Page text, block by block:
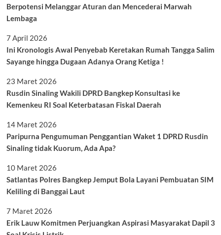
Berpotensi Melanggar Aturan dan Mencederai Marwah
Lembaga
7 April 2026
Ini Kronologis Awal Penyebab Keretakan Rumah Tangga Salim
Sayange hingga Dugaan Adanya Orang Ketiga !
23 Maret 2026
Rusdin Sinaling Wakili DPRD Bangkep Konsultasi ke
Kemenkeu RI Soal Keterbatasan Fiskal Daerah
14 Maret 2026
Paripurna Pengumuman Penggantian Waket 1 DPRD Rusdin
Sinaling tidak Kuorum, Ada Apa?
10 Maret 2026
Satlantas Polres Bangkep Jemput Bola Layani Pembuatan SIM
Keliling di Banggai Laut
7 Maret 2026
Erik Lauw Komitmen Perjuangkan Aspirasi Masyarakat Dapil 3